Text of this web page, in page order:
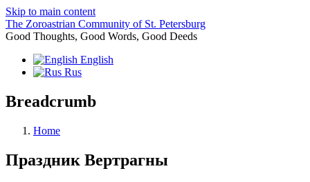
Skip to main content
The Zoroastrian Community of St. Petersburg
Good Thoughts, Good Words, Good Deeds
English
Rus
Breadcrumb
Home
Праздник Вертрагны